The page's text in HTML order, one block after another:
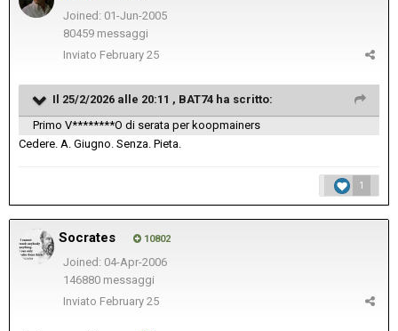
Joined: 01-Jun-2005
80459 messaggi
Inviato February 25
Il 25/2/2026 alle 20:11 , BAT74 ha scritto:
Primo V********O di serata per koopmainers
Cedere. A. Giugno. Senza. Pieta.
1
Socrates 10802
Joined: 04-Apr-2006
146880 messaggi
Inviato February 25